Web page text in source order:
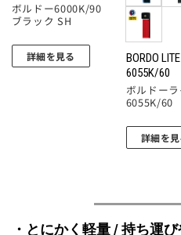
ボルドー6000K/90
ブラック SH
詳細を見る
BORDO
6055K/60
ボルドー
6055K/60
詳細を見
・とにかく軽量 / 持ち運